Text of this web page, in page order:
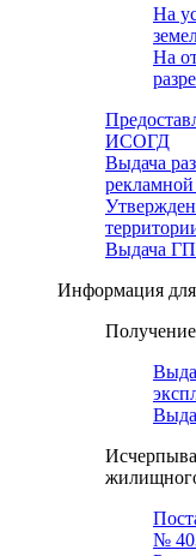
На
На
ИСОГД
Выдача
Выдача
Информация
№